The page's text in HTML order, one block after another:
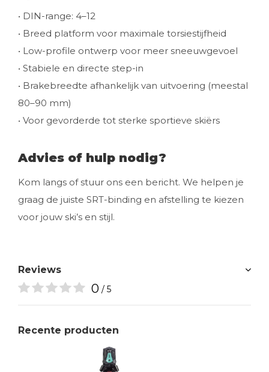
• DIN-range: 4–12
• Breed platform voor maximale torsiestijfheid
• Low-profile ontwerp voor meer sneeuwgevoel
• Stabiele en directe step-in
• Brakebreedte afhankelijk van uitvoering (meestal
80–90 mm)
• Voor gevorderde tot sterke sportieve skiërs
Advies of hulp nodig?
Kom langs of stuur ons een bericht. We helpen je
graag de juiste SRT-binding en afstelling te kiezen
voor jouw ski’s en stijl.
Reviews
0 / 5
Recente producten